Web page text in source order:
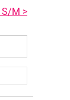
S/M >